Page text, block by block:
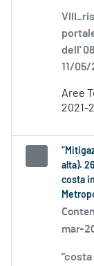
dell'
11/05/
Aree
2021-
alta).
costa
mar-